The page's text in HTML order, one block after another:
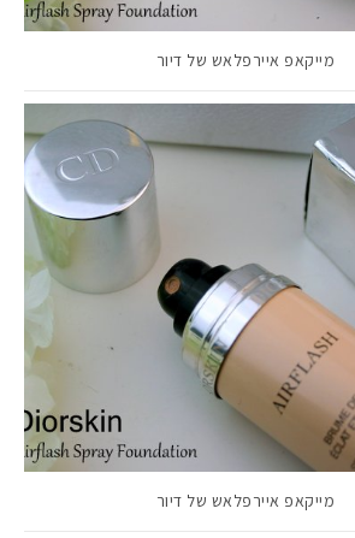
מייקאפ איירפלאש של דיור
מייקאפ איירפלאש של דיור